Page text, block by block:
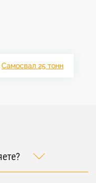
Самосвал 25 тонн